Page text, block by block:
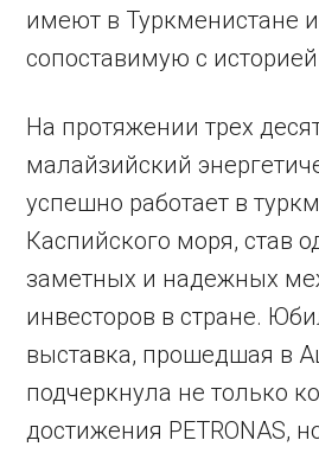
имеют в Туркменистане
сопоставимую с историей
На протяжении трех
малайзийский
успешно работает в
Каспийского моря, став
заметных и надежных
инвесторов в стране.
выставка, прошедшая в
подчеркнула не только
достижения PETRONAS,